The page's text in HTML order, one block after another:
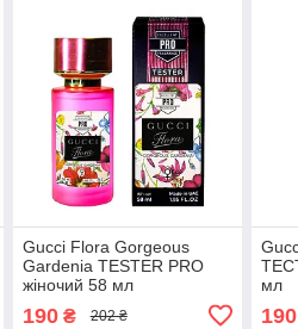
Gucci Flora Gorgeous
Gardenia TESTER PRO
жіночий 58 мл
190₴ 202 ₴
мл
190